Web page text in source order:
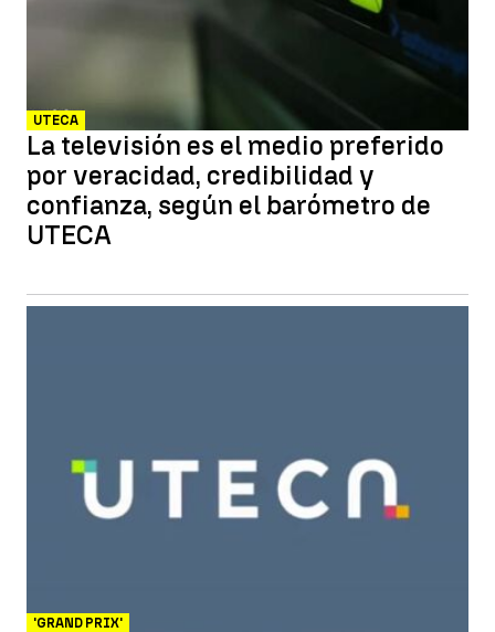
UTECA
La televisión es el medio preferido
por veracidad, credibilidad y
confianza, según el barómetro de
UTECA
'GRAND PRIX'